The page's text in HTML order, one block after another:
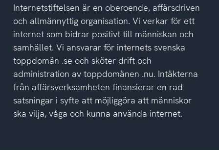
del
av
integritetspolicyn
Internetstiftelsen är en oberoende, affärsdriven
och allmännyttig organisation. Vi verkar för ett
internet som bidrar positivt till människan och
samhället. Vi ansvarar för internets svenska
toppdomän .se och sköter drift och
administration av toppdomänen .nu. Intäkterna
från affärsverksamheten finansierar en rad
satsningar i syfte att möjliggöra att människor
ska vilja, våga och kunna använda internet.